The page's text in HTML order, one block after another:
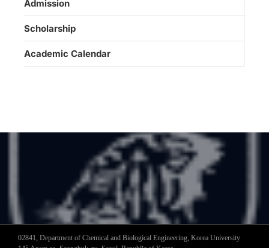
Admission
Scholarship
Academic Calendar
02841, Department of Chemical and Biological Engineering, Korea University